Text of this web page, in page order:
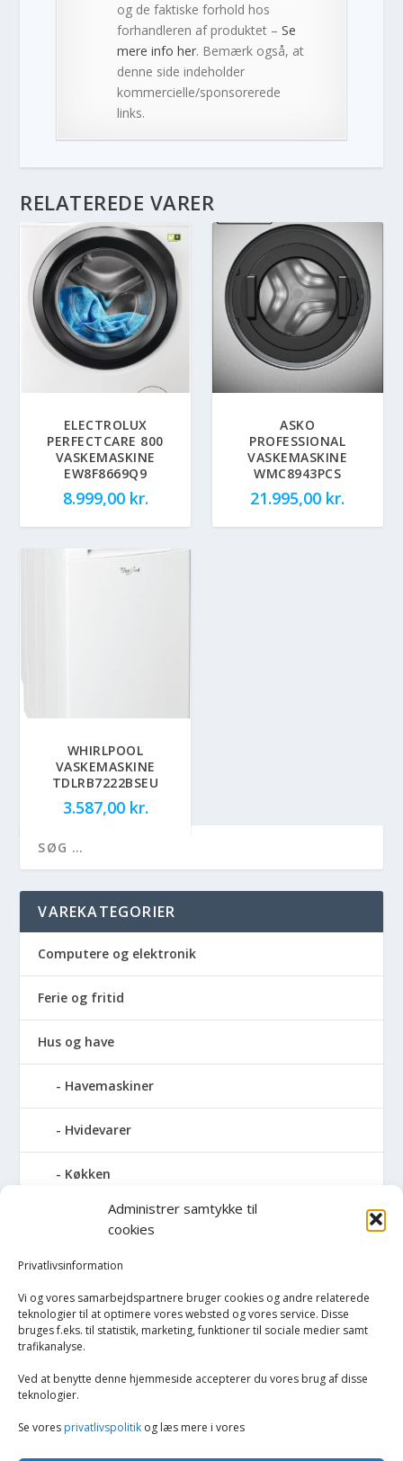
Administrer samtykke til
cookies
Privatlivsinformation
Vi og vores samarbejdspartnere bruger cookies og andre relaterede
teknologier til at optimere vores websted og vores service. Disse
bruges f.eks. til statistik, marketing, funktioner til sociale medier samt
trafikanalyse.
Ved at benytte denne hjemmeside accepterer du vores brug af disse
teknologier.
Se vores privatlivspolitik og læs mere i vores
og de faktiske forhold hos
forhandleren af produktet –Se
mere info her. Bemærk også, at
denne side indeholder
kommercielle/sponsorerede
links.
RELATEREDE VARER
ELECTROLUX
PERFECTCARE 800
VASKEMASKINE
EW8F8669Q9
8.999,00 kr.
ASKO
PROFESSIONAL
VASKEMASKINE
WMC8943PCS
21.995,00 kr.
WHIRLPOOL
VASKEMASKINE
TDLRB7222BSEU
3.587,00 kr.
VAREKATEGORIER
Computere og elektronik
Ferie og fritid
Hus og have
Havemaskiner
Hvidevarer
Køkken
Elkedler
Kaffemaskiner
Køkkenmaskiner og tilbehør
Køkkenvægte
Opvarmning